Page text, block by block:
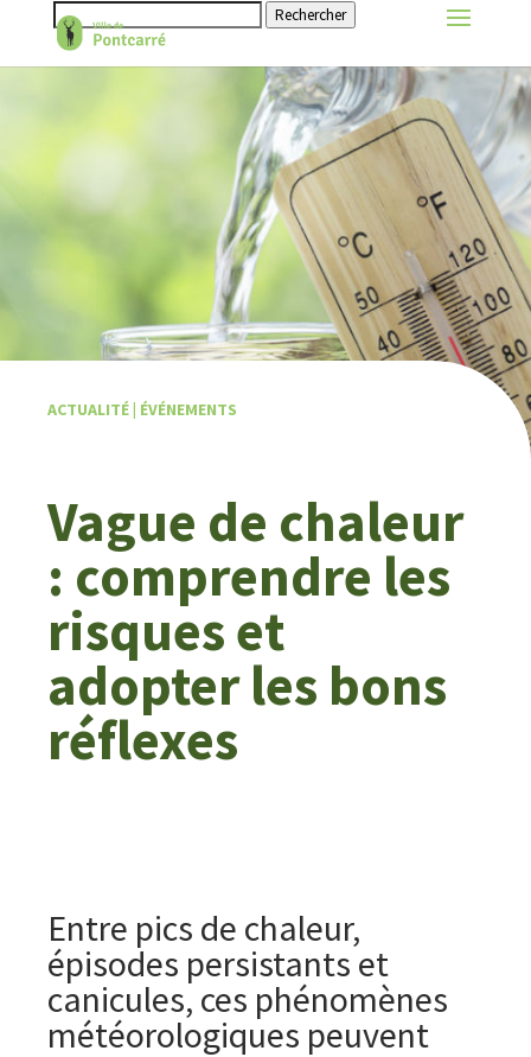
Rechercher
ACTUALITÉ| ÉVÉNEMENTS
Vague de chaleur
: comprendre les
risques et
adopter les bons
réflexes
Entre pics de chaleur,
épisodes persistants et
canicules, ces phénomènes
météorologiques peuvent